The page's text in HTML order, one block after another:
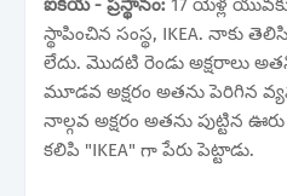
ఐకియ - ప్రస్థానం: 17 యేళ్ల
స్థాపించిన సంస్థ, IKEA. నాకు
లేదు. మొదటి రెండు అక్షరాలు అతని
మూడవ అక్షరం అతను పెరిగిన
నాల్గవ అక్షరం అతను పుట్టిన
కలిపి "IKEA" గా పేరు పెట్టాడు.